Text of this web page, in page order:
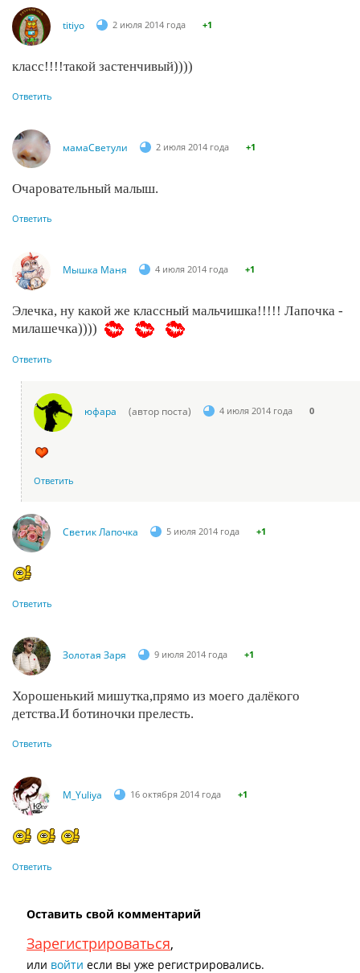
titiyo 2 июля 2014 года +1
класс!!!!такой застенчивый))))
Ответить
мамаСветули 2 июля 2014 года +1
Очаровательный малыш.
Ответить
Мышка Маня 4 июля 2014 года +1
Элечка, ну какой же классный мальчишка!!!!! Лапочка -
милашечка))))
Ответить
юфара (автор поста) 4 июля 2014 года 0
Ответить
Светик Лапочка 5 июля 2014 года +1
Ответить
Золотая Заря 9 июля 2014 года +1
Хорошенький мишутка,прямо из моего далёкого
детства.И ботиночки прелесть.
Ответить
M_Yuliya 16 октября 2014 года +1
Ответить
Оставить свой комментарий
Зарегистрироваться,
или войти если вы уже регистрировались.